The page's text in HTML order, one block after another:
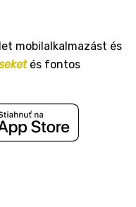
mobilalkalmazást és
és fontos